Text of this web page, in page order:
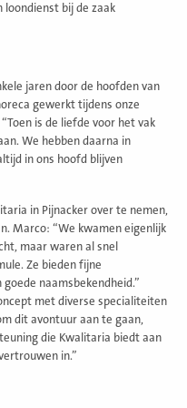
loondienst bij de zaak
jaren door de hoofden van
gewerkt tijdens onze
is de liefde voor het vak
We hebben daarna in
in ons hoofd blijven
in Pijnacker over te nemen,
Marco: “We kwamen eigenlijk
maar waren al snel
Ze bieden fijne
naamsbekendheid.”
met diverse specialiteiten
dit avontuur aan te gaan,
die Kwalitaria biedt aan
in.”